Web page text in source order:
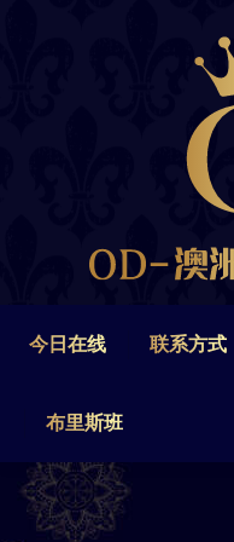
今日在线 联系方式
布里斯班
联系方式